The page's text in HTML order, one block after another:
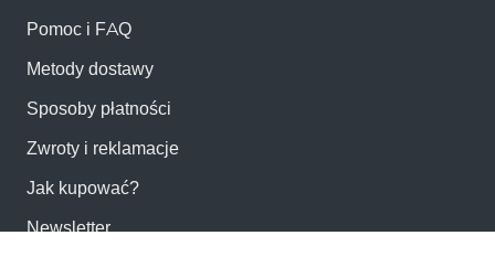
Pomoc i FAQ
Metody dostawy
Sposoby płatności
Zwroty i reklamacje
Jak kupować?
Newsletter